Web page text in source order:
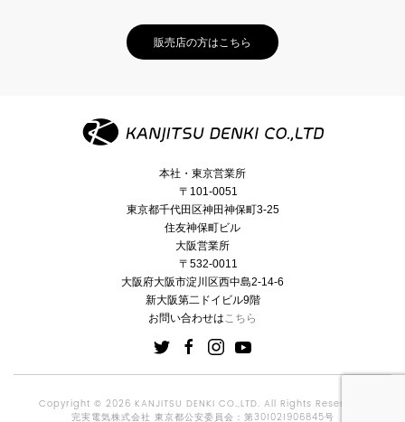
販売店の方はこちら
本社・東京営業所
〒101-0051
東京都千代田区神田神保町3-25
住友神保町ビル
大阪営業所
〒532-0011
大阪府大阪市淀川区西中島2-14-6
新大阪第二ドイビル9階
お問い合わせはこちら
Copyright © 2026 KANJITSU DENKI CO.,LTD. All Rights Reserved.
完実電気株式会社 東京都公安委員会：第301021906845号